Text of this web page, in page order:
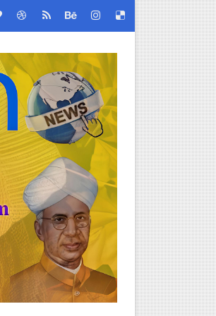
தமிழ்நாடு பள்ளிக்கல்வி இணை
வழங்க பள்ளிக்கல்வித்துறை